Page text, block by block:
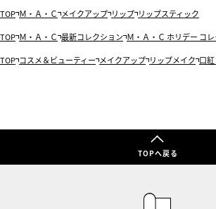
TOP Ｍ・Ａ・Ｃ メイクアップ リップ リップスティック
TOP Ｍ・Ａ・Ｃ 最新コレクション Ｍ・Ａ・Ｃ ホリデー コ
TOP コスメ＆ビューティー メイクアップ リップメイク 口
TOPへ戻る